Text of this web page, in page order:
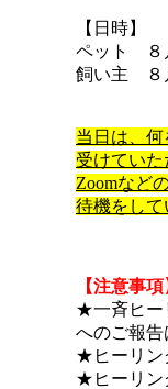
【日時】
ペット ８
飼い主 ８
当日は、
受けていた
Zoomなど
待機をして
【注意事項
★一斉ヒー
へのご報告
★ヒーリン
★ヒーリン